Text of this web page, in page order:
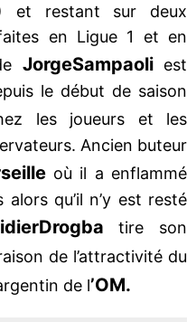
et restant sur deux
en Ligue 1 et en
JorgeSampaoliest
le début de saison
les joueurs et les
Ancien buteur
où il a enflammé
qu’il n’y est resté
Drogba tire son
de l’attractivité du
de l’OM.